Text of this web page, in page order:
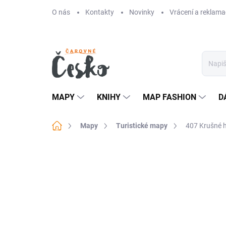
O nás Kontakty Novinky Vrácení a
MAPY KNIHY MAP FASHION
Domů Mapy Turistické mapy 407 Krušné